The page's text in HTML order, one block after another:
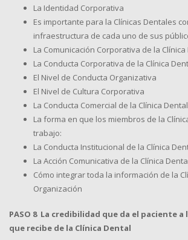
La Identidad Corporativa
Es importante para la Clínicas Dentales
infraestructura de cada uno de sus
La Comunicación Corporativa de la Clínica
La Conducta Corporativa de la Clínica
El Nivel de Conducta Organizativa
El Nivel de Cultura Corporativa
La Conducta Comercial de la Clínica Dental
La forma en que los miembros de la
trabajo:
La Conducta Institucional de la Clínica
La Acción Comunicativa de la Clínica
Cómo integrar toda la información de la
Organización
PASO 8 La credibilidad que da el paciente
que recibe de la Clínica Dental